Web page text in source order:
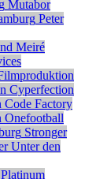
Mutabor
Peter
Meiré
Cyperfection
Code Factory
Onefootball
Stronger
Unter den
Platinum